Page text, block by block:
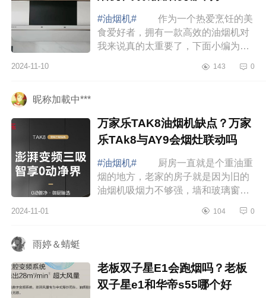
#油烟机#
作为一个热爱烹饪的美
食爱好者，拥有一款高效的油烟机对
我来说真的太重要了，下面小编为大
帝油烟机和方太油烟机哪个好 卡
2024-11-10 143 0
昵称加載中***
万家乐TAK8油烟机缺点？万家
乐TAk8与AY9会烟灶联动吗
#油烟机#
厨房一直就是个重油重
烟的地方，老家的房子就是因为旧的
油烟机吸烟力不够强，墙和玻璃窗都
油这次真的不能再踩这个坑。下面小
2024-11-01 104 0
雨婷＆蜻蜓
老板双子星E1会跑烟吗？老板
双子星e1和华帝s55哪个好